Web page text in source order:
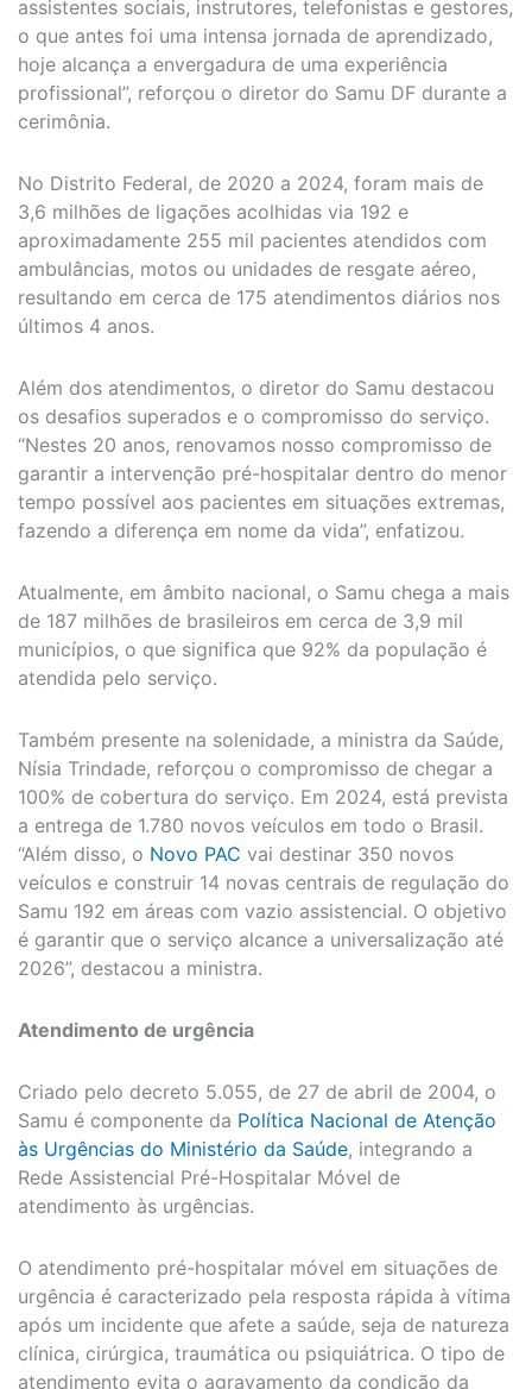
assistentes sociais, instrutores, telefonistas e gestores,
o que antes foi uma intensa jornada de aprendizado,
hoje alcança a envergadura de uma experiência
profissional”, reforçou o diretor do Samu DF durante a
cerimônia.
No Distrito Federal, de 2020 a 2024, foram mais de
3,6 milhões de ligações acolhidas via 192 e
aproximadamente 255 mil pacientes atendidos com
ambulâncias, motos ou unidades de resgate aéreo,
resultando em cerca de 175 atendimentos diários nos
últimos 4 anos.
Além dos atendimentos, o diretor do Samu destacou
os desafios superados e o compromisso do serviço.
“Nestes 20 anos, renovamos nosso compromisso de
garantir a intervenção pré-hospitalar dentro do menor
tempo possível aos pacientes em situações extremas,
fazendo a diferença em nome da vida”, enfatizou.
Atualmente, em âmbito nacional, o Samu chega a mais
de 187 milhões de brasileiros em cerca de 3,9 mil
municípios, o que significa que 92% da população é
atendida pelo serviço.
Também presente na solenidade, a ministra da Saúde,
Nísia Trindade, reforçou o compromisso de chegar a
100% de cobertura do serviço. Em 2024, está prevista
a entrega de 1.780 novos veículos em todo o Brasil.
“Além disso, o Novo PAC vai destinar 350 novos
veículos e construir 14 novas centrais de regulação do
Samu 192 em áreas com vazio assistencial. O objetivo
é garantir que o serviço alcance a universalização até
2026”, destacou a ministra.
Atendimento de urgência
Criado pelo decreto 5.055, de 27 de abril de 2004, o
Samu é componente da Política Nacional de Atenção
às Urgências do Ministério da Saúde, integrando a
Rede Assistencial Pré-Hospitalar Móvel de
atendimento às urgências.
O atendimento pré-hospitalar móvel em situações de
urgência é caracterizado pela resposta rápida à vítima
após um incidente que afete a saúde, seja de natureza
clínica, cirúrgica, traumática ou psiquiátrica. O tipo de
atendimento evita o agravamento da condição da